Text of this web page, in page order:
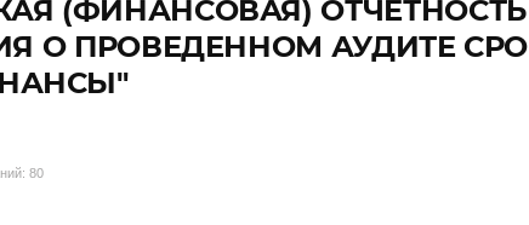
(ФИНАНСОВАЯ) ОТЧЕТНОСТЬ
О ПРОВЕДЕННОМ АУДИТЕ СРО
80